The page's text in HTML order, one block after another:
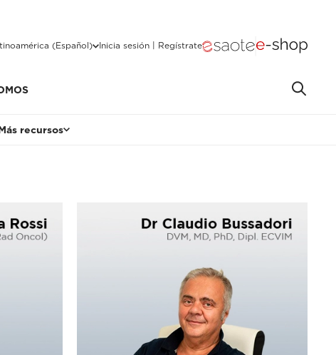
(Español) Inicia sesión | Regístrate
recursos